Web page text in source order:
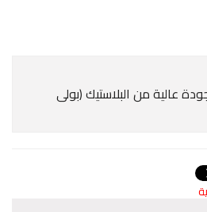
عالية من البلاستيك (بولى